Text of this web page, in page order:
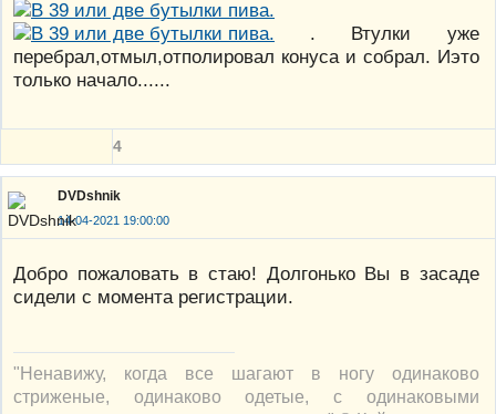
. Втулки уже
перебрал,отмыл,отполировал конуса и собрал. Иэто
только начало......
4
DVDshnik
14-04-2021 19:00:00
Добро пожаловать в стаю! Долгонько Вы в засаде
сидели с момента регистрации.
"Ненавижу, когда все шагают в ногу одинаково
стриженые, одинаково одетые, с одинаковыми